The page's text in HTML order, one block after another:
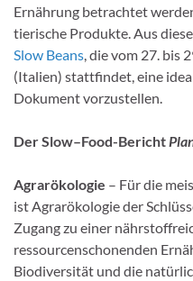
Ernährung betrachtet
tierische Produkte. Aus
Slow Beans, die vom 27. bis
(Italien) stattfindet, eine
Dokument vorzustellen.
DerSlow–Food-Bericht
Agrarökologie – Für die
ist Agrarökologie der
Zugang zu einer
ressourcenschonenden
Biodiversität und die